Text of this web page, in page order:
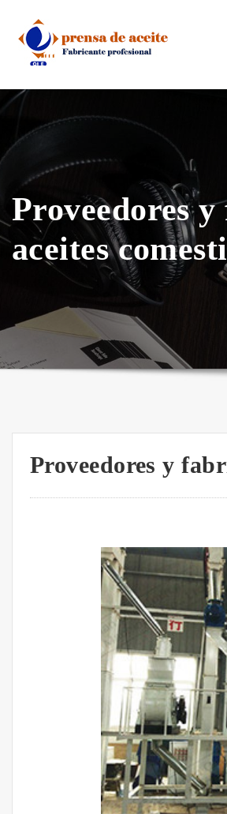
content
Proveedores
aceites
Proveedores y